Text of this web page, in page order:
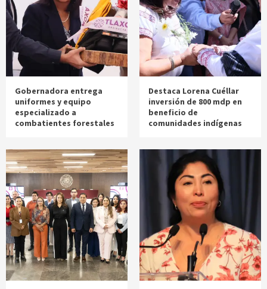
Gobernadora entrega
uniformes y equipo
especializado a
combatientes forestales
Destaca Lorena Cuéllar
inversión de 800 mdp en
beneficio de
comunidades indígenas